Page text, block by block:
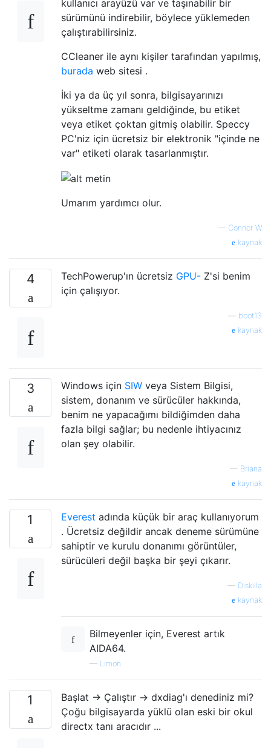
kullanıcı arayüzü var ve taşınabilir bir
sürümünü indirebilir, böylece yüklemeden
çalıştırabilirsiniz.
CCleaner ile aynı kişiler tarafından yapılmış,
burada web sitesi .
İki ya da üç yıl sonra, bilgisayarınızı
yükseltme zamanı geldiğinde, bu etiket
veya etiket çoktan gitmiş olabilir. Speccy
PC'niz için ücretsiz bir elektronik "içinde ne
var" etiketi olarak tasarlanmıştır.
Umarım yardımcı olur.
— Connor W
kaynak
4 TechPowerup'ın ücretsiz GPU- Z'si benim
için çalışıyor.
boot13
kaynak
3 Windows için SIW veya Sistem Bilgisi,
sistem, donanım ve sürücüler hakkında,
benim ne yapacağımı bildiğimden daha
fazla bilgi sağlar; bu nedenle ihtiyacınız
olan şey olabilir.
— Briana
kaynak
1 Everest adında küçük bir araç kullanıyorum
. Ücretsiz değildir ancak deneme sürümüne
sahiptir ve kurulu donanımı görüntüler,
sürücüleri değil başka bir şeyi çıkarır.
— Diskilla
kaynak
Bilmeyenler için, Everest artık
AIDA64.
— Limon
1
Başlat -> Çalıştır -> dxdiag'ı denediniz mi?
Çoğu bilgisayarda yüklü olan eski bir okul
directx tanı aracıdır ...